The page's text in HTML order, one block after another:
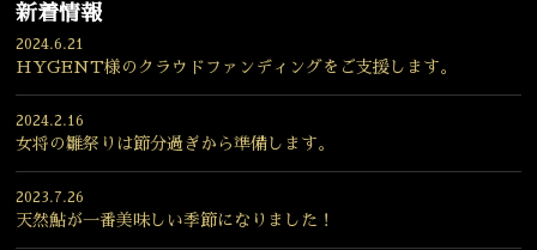
新着情報
2024.6.21
HYGENT様のクラウドファンディングをご支援します。
2024.2.16
女将の雛祭りは節分過ぎから準備します。
2023.7.26
天然鮎が一番美味しい季節になりました！